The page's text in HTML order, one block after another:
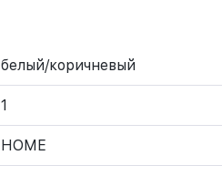
белый/коричневый
1
HOME